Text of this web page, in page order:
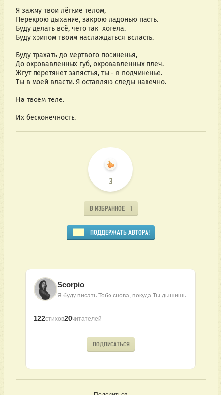
Я зажму твои лёгкие телом,
Перекрою дыхание, закрою ладонью пасть.
Буду делать всё, чего так хотела.
Буду хрипом твоим наслаждаться всласть.
Буду трахать до мертвого посиненья,
До окровавленных губ, окровавленных плеч.
Жгут перетянет запястья, ты - в подчиненье.
Ты в моей власти. Я оставляю следы навечно.
На твоём теле.
Их бесконечность.
3
В ИЗБРАННОЕ 1
ПОДДЕРЖАТЬ АВТОРА!
Scorpio
Я буду писать Тебе снова, покуда Ты дышишь.
122стихов20читателей
ПОДПИСАТЬСЯ